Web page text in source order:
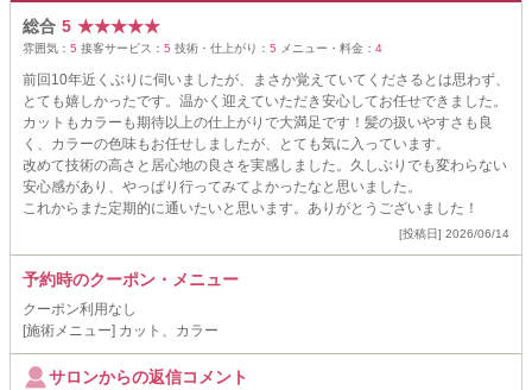
総合 5 ★★★★★
雰囲気： 5 接客サービス： 5 技術・仕上がり： 5 メニュー・料金： 4
前回10年近くぶりに伺いましたが、まさか覚えていてくださるとは思わず、
とても嬉しかったです。温かく迎えていただき安心してお任せできました。
カットもカラーも期待以上の仕上がりで大満足です！髪の扱いやすさも良
く、カラーの色味もお任せしましたが、とても気に入っています。
改めて技術の高さと居心地の良さを実感しました。久しぶりでも変わらない
安心感があり、やっぱり行ってみてよかったなと思いました。
これからまた定期的に通いたいと思います。ありがとうございました！
[投稿日] 2026/06/14
予約時のクーポン・メニュー
クーポン利用なし
[施術メニュー] カット、カラー
サロンからの返信コメント